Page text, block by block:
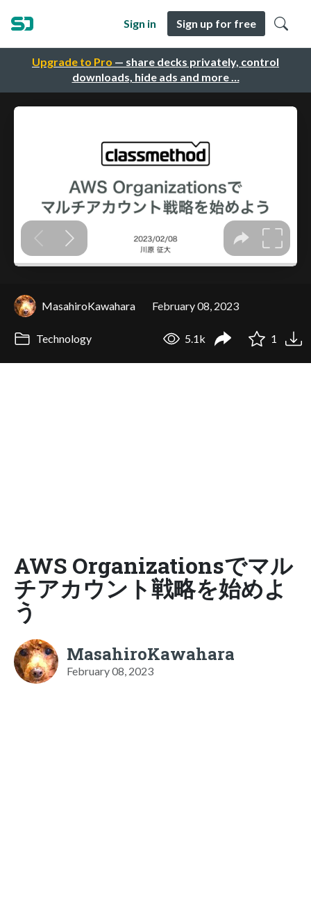
Upgrade to Pro — share decks privately, control
downloads, hide ads and more …
Sign in Sign up for free
MasahiroKawahara February 08, 2023
Technology 5.1k 1
AWS Organizationsでマル
チアカウント戦略を始めよ
う
MasahiroKawahara
February 08, 2023